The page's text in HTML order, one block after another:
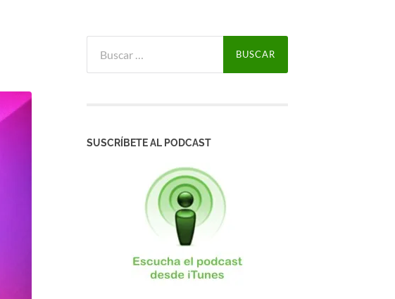
SUSCRÍBETE AL PODCAST